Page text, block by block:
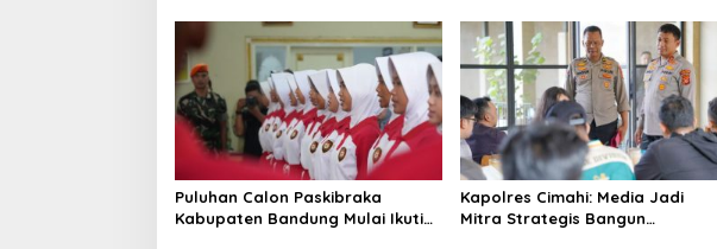
Puluhan Calon Paskibraka
Kabupaten Bandung Mulai Ikuti
Kapolres Cimahi: Media Jadi
Mitra Strategis Bangun